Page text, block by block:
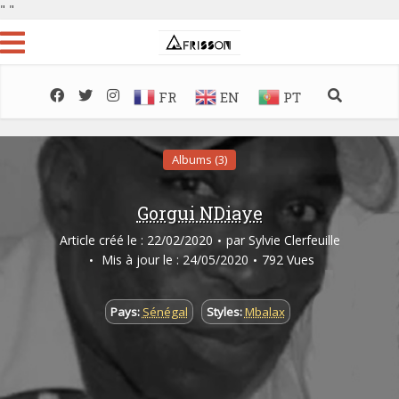
" "
FR EN PT
Albums (3)
Gorgui NDiaye
Article créé le : 22/02/2020 par Sylvie Clerfeuille
Mis à jour le : 24/05/2020
792 Vues
Pays: Sénégal Styles:Mbalax